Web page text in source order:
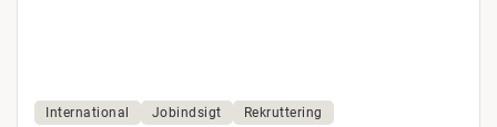
International Jobindsigt Rekruttering